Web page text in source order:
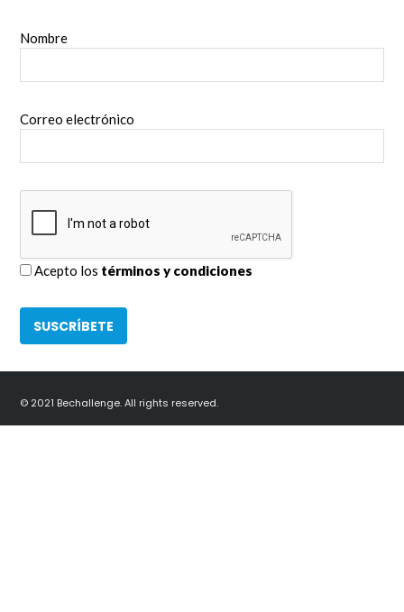
Nombre
Correo electrónico
Acepto los términos y condiciones
© 2021 Bechallenge. All rights reserved.